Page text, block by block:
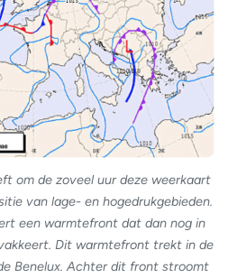
om de zoveel uur deze weerkaart
van lage- en hogedrukgebieden.
een warmtefront dat dan nog in
Dit warmtefront trekt in de
Benelux. Achter dit front stroomt